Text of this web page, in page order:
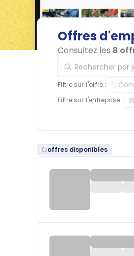
Offres
Consultez les 8
Rechercher par
Filtre sur l'offre :
Filtre sur l'entreprise :
offres disponibles